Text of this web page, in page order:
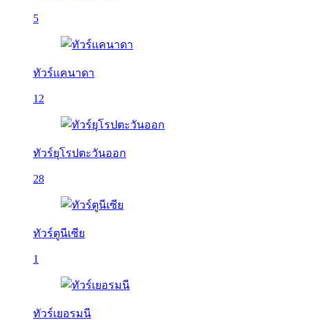
5
ทัวร์แคนาดา
12
ทัวร์ยุโรปตะวันออก
28
ทัวร์ตูนีเซีย
1
ทัวร์เยอรมนี